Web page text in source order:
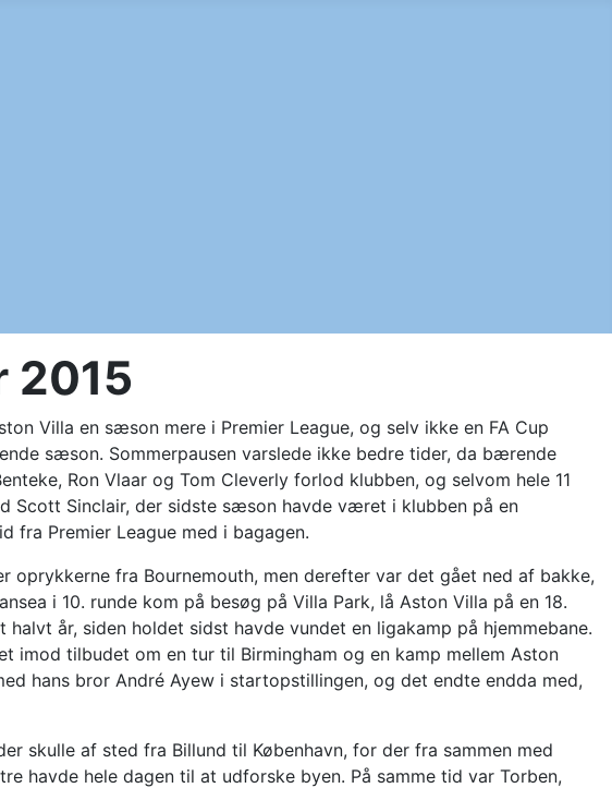
2015
Villa en sæson mere i Premier League, og selv ikke en FA Cup
sæson. Sommerpausen varslede ikke bedre tider, da bærende
Ron Vlaar og Tom Cleverly forlod klubben, og selvom hele 11
Scott Sinclair, der sidste sæson havde været i klubben på en
fra Premier League med i bagagen.
fra Bournemouth, men derefter var det gået ned af bakke,
i 10. runde kom på besøg på Villa Park, lå Aston Villa på en 18.
år, siden holdet sidst havde vundet en ligakamp på hjemmebane.
imod tilbudet om en tur til Birmingham og en kamp mellem Aston
hans bror André Ayew i startopstillingen, og det endte endda med,
skulle af sted fra Billund til København, for der fra sammen med
havde hele dagen til at udforske byen. På samme tid var Torben,